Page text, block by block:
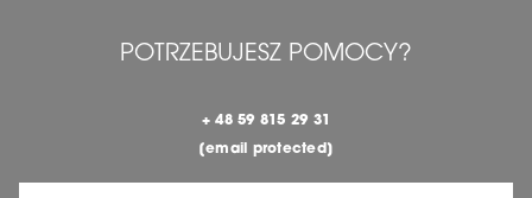
POTRZEBUJESZ POMOCY?
+ 48 59 815 29 31
[email protected]